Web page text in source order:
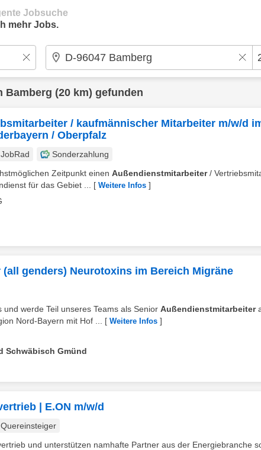
Jobsuche
mehr Jobs.
Bamberg (20 km) gefunden
/ kaufmännischer Mitarbeiter m/w/d
/ Oberpfalz
JobRad
Sonderzahlung
Zeitpunkt einen Außendienstmitarbeiter/
für das Gebiet ...
[ Weitere Infos ]
genders) Neurotoxins im Bereich Migräne
und werde Teil unseres Teams als Senior Außendienstmitarbeiter
Nord-Bayern mit Hof ...
[ Weitere Infos ]
Schwäbisch Gmünd
| E.ON m/w/d
Quereinsteiger
und unterstützen namhafte Partner aus der Energiebranche